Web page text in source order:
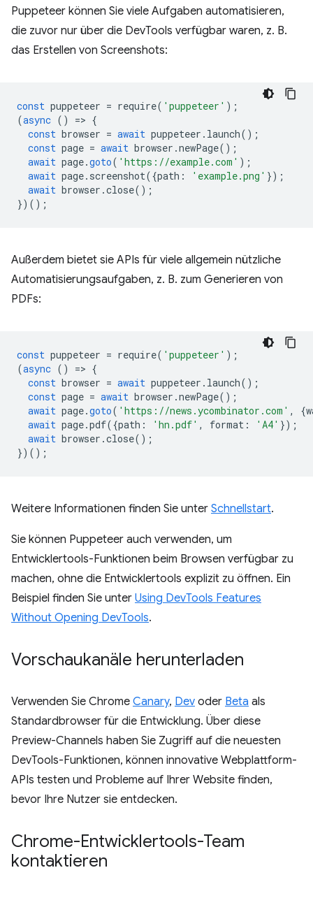
Puppeteer können Sie viele Aufgaben automatisieren,
die zuvor nur über die DevTools verfügbar waren, z. B.
das Erstellen von Screenshots:
const puppeteer = require( 'puppeteer' );
(async () => {
const browser = await puppeteer . launch();
const page = await browser .newPage();
await page.goto( 'https://example.com' );
await page. screenshot({path : 'example.png' });
await browser .close();
})();
Außerdem bietet sie APIs für viele allgemein nützliche
Automatisierungsaufgaben, z. B. zum Generieren von
PDFs:
const puppeteer = require( 'puppeteer' );
(async () => {
const browser = await puppeteer . launch();
const page = await browser .newPage();
await page.goto( 'https://news.ycombinator.com' , {
await page.pdf({path : 'hn.pdf' , format : 'A4' });
await browser .close();
})();
Weitere Informationen finden Sie unter Schnellstart.
Sie können Puppeteer auch verwenden, um
Entwicklertools-Funktionen beim Browsen verfügbar zu
machen, ohne die Entwicklertools explizit zu öffnen. Ein
Beispiel finden Sie unter Using DevTools Features
Without Opening DevTools.
Vorschaukanäle herunterladen
Verwenden Sie Chrome Canary, Dev oder Beta als
Standardbrowser für die Entwicklung. Über diese
Preview-Channels haben Sie Zugriff auf die neuesten
DevTools-Funktionen, können innovative Webplattform-
APIs testen und Probleme auf Ihrer Website finden,
bevor Ihre Nutzer sie entdecken.
Chrome-Entwicklertools-Team
kontaktieren